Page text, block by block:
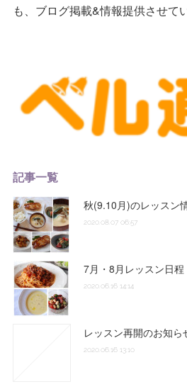
も、ブログ掲載&情報提供させて
記事一覧
秋(9.10月)のレッスン
2020.08.07 06:57
7月・8月レッスン日程
2020.06.16 14:14
レッスン再開のお知ら
2020.06.16 13:10